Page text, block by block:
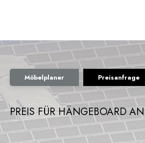
Möbelplaner Preisanfrage
PREIS FÜR HÄNGEBOARD